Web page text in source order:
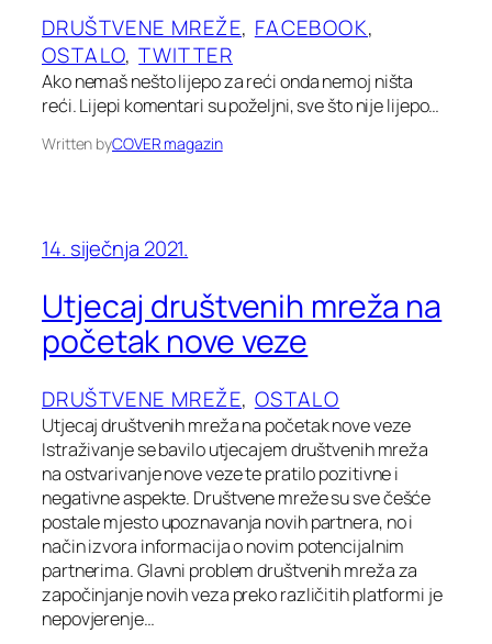
DRUŠTVENE MREŽE, FACEBOOK
OSTALO, TWITTER
Ako nemaš nešto lijepo za reći onda nemoj ništa
reći. Lijepi komentari su poželjni, sve što nije lijepo…
Written byCOVER magazin
14. siječnja 2021.
Utjecaj društvenih mreža na
početak nove veze
DRUŠTVENE MREŽE, OSTALO
Utjecaj društvenih mreža na početak nove veze
Istraživanje se bavilo utjecajem društvenih mreža
na ostvarivanje nove veze te pratilo pozitivne i
negativne aspekte. Društvene mreže su sve češće
postale mjesto upoznavanja novih partnera, no i
način izvora informacija o novim potencijalnim
partnerima. Glavni problem društvenih mreža za
započinjanje novih veza preko različitih platformi je
nepovjerenje…